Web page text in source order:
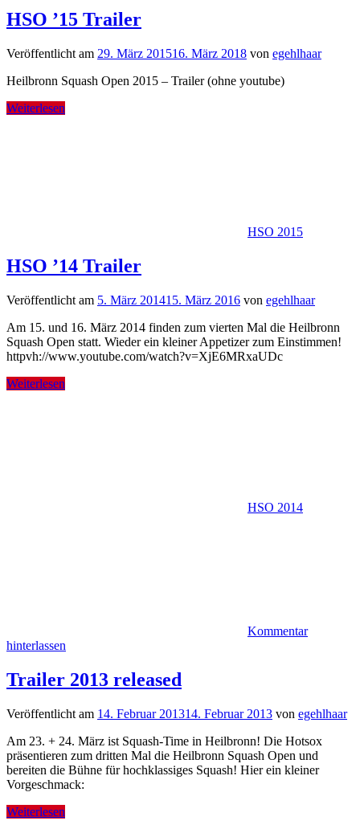
HSO ’15 Trailer
Veröffentlicht am 29. März 201516. März 2018 von egehlhaar
Heilbronn Squash Open 2015 – Trailer (ohne youtube)
Weiterlesen
HSO 2015
HSO ’14 Trailer
Veröffentlicht am 5. März 201415. März 2016 von egehlhaar
Am 15. und 16. März 2014 finden zum vierten Mal die Heilbronn
Squash Open statt. Wieder ein kleiner Appetizer zum Einstimmen!
httpvh://www.youtube.com/watch?v=XjE6MRxaUDc
Weiterlesen
HSO 2014
Kommentar
hinterlassen
Trailer 2013 released
Veröffentlicht am 14. Februar 201314. Februar 2013 von egehlhaar
Am 23. + 24. März ist Squash-Time in Heilbronn! Die Hotsox
präsentieren zum dritten Mal die Heilbronn Squash Open und
bereiten die Bühne für hochklassiges Squash! Hier ein kleiner
Vorgeschmack:
Weiterlesen